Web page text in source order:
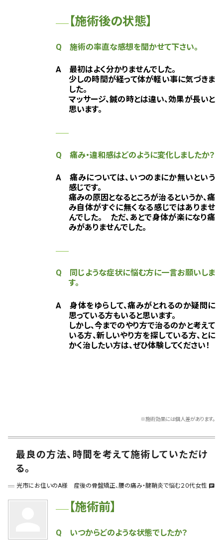
【施術後の状態】
Q 施術の率直な感想を聞かせて下さい。
A 最初はよく分かりませんでした。
少しの時間が経って体が軽い事に気づきま
した。
マッサージ、鍼の時とは違い、効果が長いと
思います。
Q 痛み・違和感はどのように変化しましたか？
A 痛みについては、いつのまにか無いという
感じです。
痛みの原因となるところが治るというか、痛
み自体がすぐに無くなる感じではありませ
んでした。 ただ、あとで身体が楽になり痛
みがありませんでした。
Q 同じような症状に悩む方に一言お願いしま
す。
A 身体をゆらして、痛みがとれるのか疑問に
思っている方もいると思います。
しかし、今までのやり方で治るのかと考えて
いる方、新しいやり方を探している方、とに
かく治したい方は、ぜひ体験してください！
※施術効果には個人差があります。
最良の方法、時間を考えて施術していただけ
る。
光市にお住いのA様 産後の骨盤矯正、腰の痛み・腱鞘炎で悩む２０代女性 chat
【施術前】
Q いつからどのような状態でしたか？